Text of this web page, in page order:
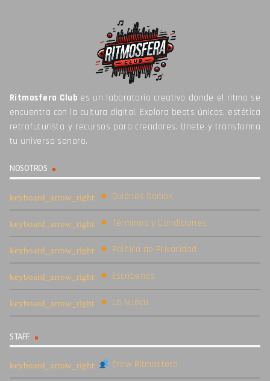
Ritmosfera Club es un laboratorio creativo donde el ritmo se
encuentra con la cultura digital. Explora beats únicos, estética
retrofuturista y recursos para creadores. Unete y transforma
tu universo sonoro.
NOSOTROS
Quiénes Somos
Términos y Condiciones
Política de Privacidad
Escríbenos
Lo Nuevo
STAFF
Crew Ritmosfera